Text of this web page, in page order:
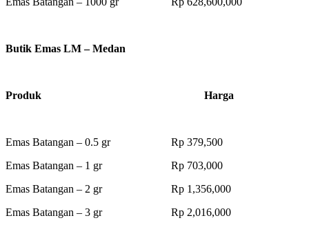
Butik Emas LM – Medan
Produk Harga
Emas Batangan – 0.5 gr Rp 379,500
Emas Batangan – 1 gr Rp 703,000
Emas Batangan – 2 gr Rp 1,356,000
Emas Batangan – 3 gr Rp 2,016,000